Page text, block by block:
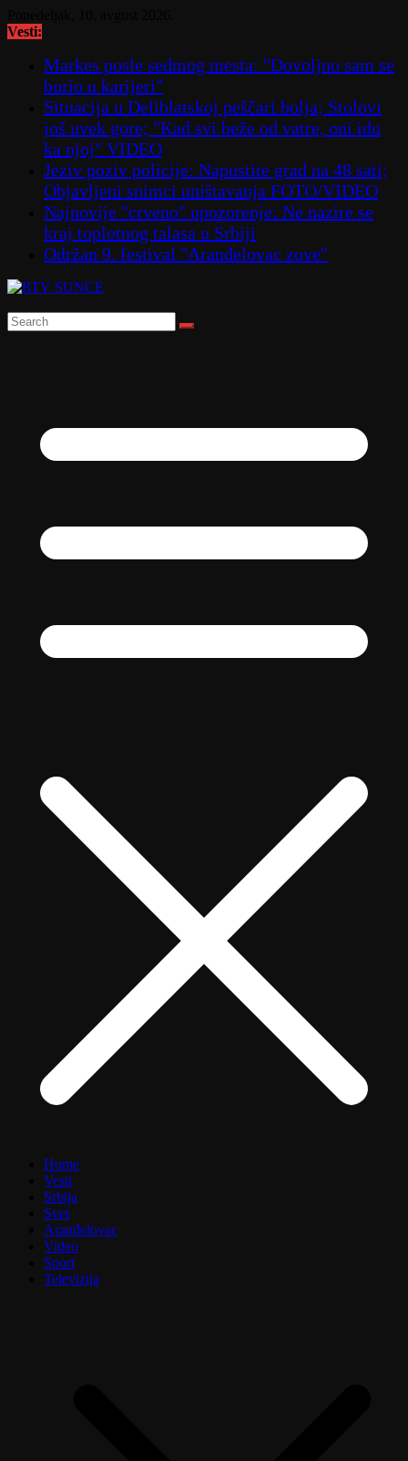
to
Vesti:
Markes posle sedmog mesta: "Dovoljno sam se
borio u karijeri"
Situacija u Deliblatskoj peščari bolja; Stolovi
još uvek gore; "Kad svi beže od vatre, oni idu
ka njoj" VIDEO
Jeziv poziv policije: Napustite grad na 48 sati;
Objavljeni snimci uništavanja FOTO/VIDEO
Najnovije "crveno" upozorenje: Ne nazire se
kraj toplotnog talasa u Srbiji
Održan 9. festival "Aranđelovac zove"
Home
Vesti
Srbija
Svet
Aranđelovac
Video
Sport
Televizija